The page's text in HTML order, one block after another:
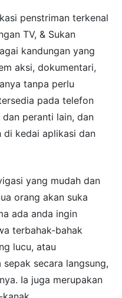
penstriman terkenal
TV, & Sukan
kandungan yang
aksi, dokumentari,
tanpa perlu
pada telefon
peranti lain, dan
di kedai aplikasi dan
yang mudah dan
orang akan suka
ada anda ingin
terbahak-bahak
lucu, atau
secara langsung,
Ia juga merupakan